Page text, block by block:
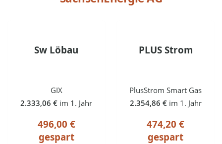
Sw Löbau
GIX
2.333,06 € im 1. Jahr
496,00 €
gespart
PLUS Strom
PlusStrom Smart Gas
2.354,86 € im 1. Jahr
474,20 €
gespart